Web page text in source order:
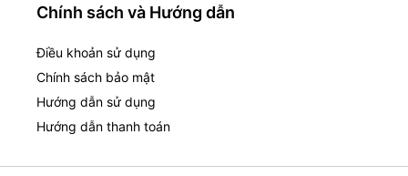
Chính sách và Hướng dẫn
Điều khoản sử dụng
Chính sách bảo mật
Hướng dẫn sử dụng
Hướng dẫn thanh toán